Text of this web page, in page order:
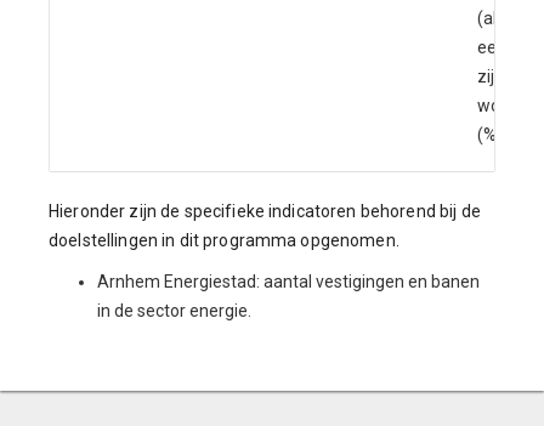
(alleen
een
zijn er
(%).
Hieronder zijn de specifieke indicatoren behorend bij de
doelstellingen in dit programma opgenomen.
Arnhem Energiestad: aantal vestigingen en banen
in de sector energie.